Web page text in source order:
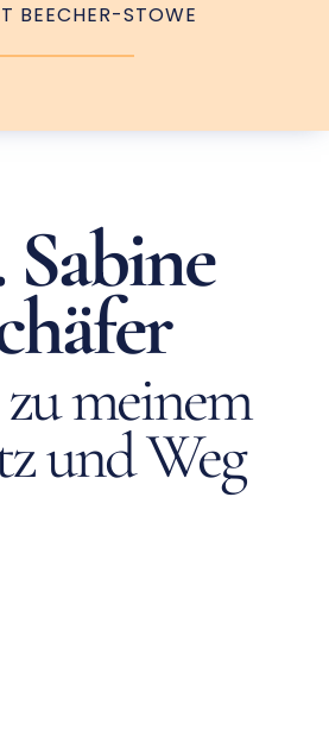
BEECHER-STOWE
meinem
und Weg